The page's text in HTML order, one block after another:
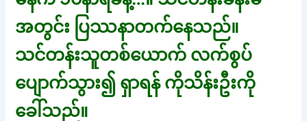
အတွင်း ပြဿနာတက်နေသည်။
သင်တန်းသူတစ်ယောက် လက်စွပ်
ပျောက်သွား၍ ရှာရန် ကိုသိန်းဦးကို
ခေါ်သည်။